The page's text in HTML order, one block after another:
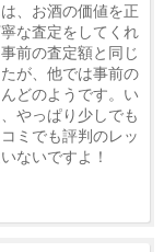
、お酒の価値を正
な査定をしてくれ
前の査定額と同じ
が、他では事前の
どのようです。い
やっぱり少しでも
ミでも評判のレッ
ないですよ！